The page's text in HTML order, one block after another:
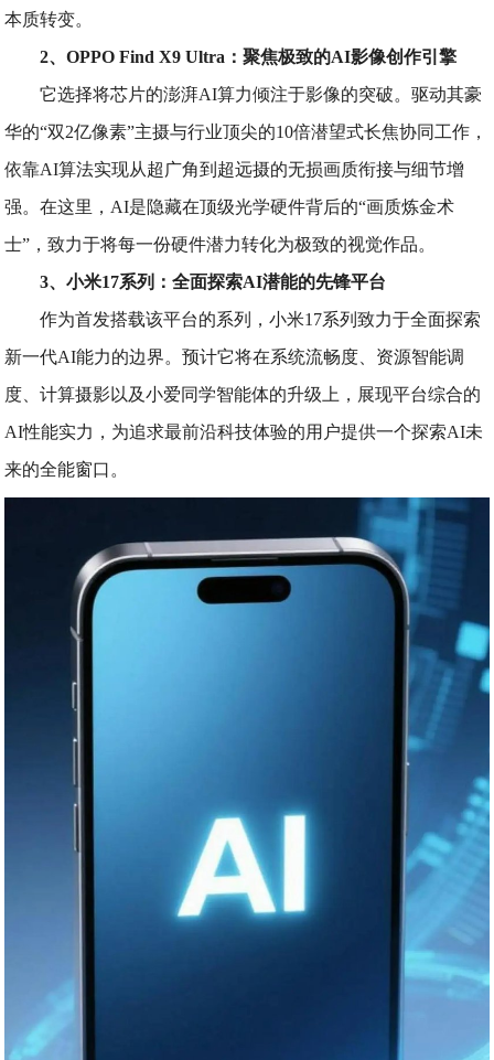
本质转变。
2、OPPO Find X9 Ultra：聚焦极致的AI影像创作引擎
它选择将芯片的澎湃AI算力倾注于影像的突破。驱动其豪
华的“双2亿像素”主摄与行业顶尖的10倍潜望式长焦协同工作，
依靠AI算法实现从超广角到超远摄的无损画质衔接与细节增
强。在这里，AI是隐藏在顶级光学硬件背后的“画质炼金术
士”，致力于将每一份硬件潜力转化为极致的视觉作品。
3、小米17系列：全面探索AI潜能的先锋平台
作为首发搭载该平台的系列，小米17系列致力于全面探索
新一代AI能力的边界。预计它将在系统流畅度、资源智能调
度、计算摄影以及小爱同学智能体的升级上，展现平台综合的
AI性能实力，为追求最前沿科技体验的用户提供一个探索AI未
来的全能窗口。